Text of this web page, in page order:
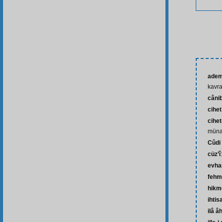
cihet
Cûdi
cüz’î
ilâ